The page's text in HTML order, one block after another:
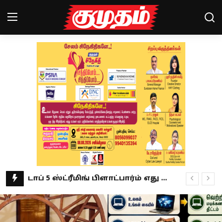
Magazines
Health
Sports
Special Story
விஜய்யின் பேச்சில் முதிர்ச்சியில்லை.. கூட்டணியை நம்பி திமுக உள்ளதா? ஜவாஹிருல்லா கருத்து
தெரு நாய் வழக்கில் புதிய உத்தரவு.. ராகுல் காந்தி வரவேற்பு!
கில்லாடி லேடி.. கராத்தேயில் விருதுகளை குவிக்கும் சுப்ரியா ஜாதவ்!